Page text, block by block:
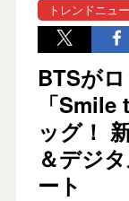
トレンドニュ
BTSが
「
ッグ！
＆デジ
ート